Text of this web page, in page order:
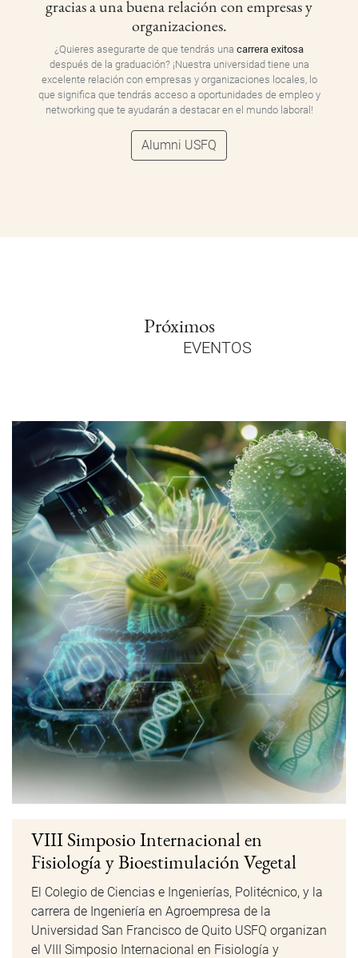
gracias a una buena relación con empresas y
organizaciones.
¿Quieres asegurarte de que tendrás una carrera exitosa
después de la graduación? ¡Nuestra universidad tiene una
excelente relación con empresas y organizaciones locales, lo
que significa que tendrás acceso a oportunidades de empleo y
networking que te ayudarán a destacar en el mundo laboral!
Alumni USFQ
Próximos
EVENTOS
5to. Congreso de Investigación en
Materiales y Aplicaciones, CIMA
El Congreso de Investigación de Materiales y
Aplicaciones, CIMA, es un evento bianual
organizado por el Instituto de Energía y Materiales
de la USFQ que promueve la difusión y el